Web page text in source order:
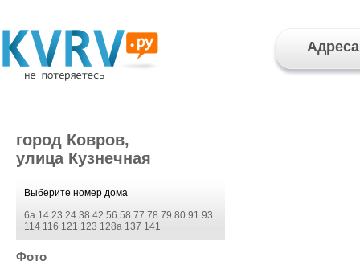
Адреса
город Ковров,
улица Кузнечная
Выберите номер дома
6а 14 23 24 38 42 56 58 77 78 79 80 91 93
114 116 121 123 128а 137 141
Фото